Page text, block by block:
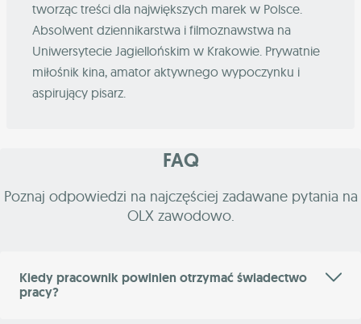
tworząc treści dla największych marek w Polsce.
Absolwent dziennikarstwa i filmoznawstwa na
Uniwersytecie Jagiellońskim w Krakowie. Prywatnie
miłośnik kina, amator aktywnego wypoczynku i
aspirujący pisarz.
FAQ
Poznaj odpowiedzi na najczęściej zadawane pytania na
OLX zawodowo.
Kiedy pracownik powinien otrzymać świadectwo
pracy?